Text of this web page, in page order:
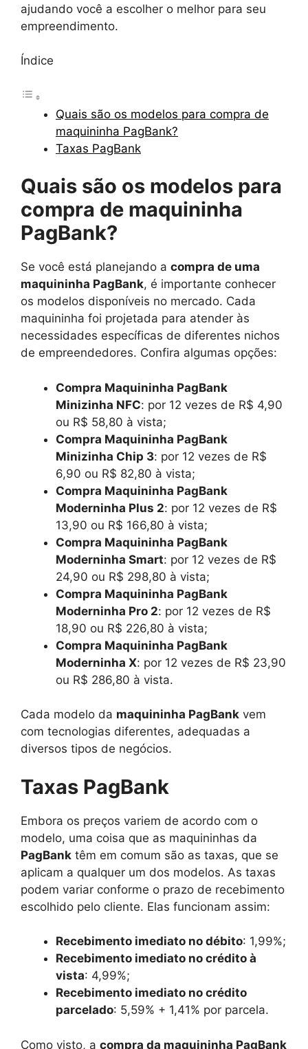
ajudando você a escolher o melhor para seu
empreendimento.
Índice
Quais são os modelos para compra de
maquininha PagBank?
Taxas PagBank
Quais são os modelos para
compra de maquininha
PagBank?
Se você está planejando a compra de uma
maquininha PagBank, é importante conhecer
os modelos disponíveis no mercado. Cada
maquininha foi projetada para atender às
necessidades específicas de diferentes nichos
de empreendedores. Confira algumas opções:
Compra Maquininha PagBank
Minizinha NFC: por 12 vezes de R$ 4,90
ou R$ 58,80 à vista;
Compra Maquininha PagBank
Minizinha Chip 3: por 12 vezes de R$
6,90 ou R$ 82,80 à vista;
Compra Maquininha PagBank
Moderninha Plus 2: por 12 vezes de R$
13,90 ou R$ 166,80 à vista;
Compra Maquininha PagBank
Moderninha Smart: por 12 vezes de R$
24,90 ou R$ 298,80 à vista;
Compra Maquininha PagBank
Moderninha Pro 2: por 12 vezes de R$
18,90 ou R$ 226,80 à vista;
Compra Maquininha PagBank
Moderninha X: por 12 vezes de R$ 23,90
ou R$ 286,80 à vista.
Cada modelo da maquininha PagBank vem
com tecnologias diferentes, adequadas a
diversos tipos de negócios.
Taxas PagBank
Embora os preços variem de acordo com o
modelo, uma coisa que as maquininhas da
PagBank têm em comum são as taxas, que se
aplicam a qualquer um dos modelos. As taxas
podem variar conforme o prazo de recebimento
escolhido pelo cliente. Elas funcionam assim:
Recebimento imediato no débito: 1,99%;
Recebimento imediato no crédito à
vista: 4,99%;
Recebimento imediato no crédito
parcelado: 5,59% + 1,41% por parcela.
Como visto, a compra da maquininha PagBank